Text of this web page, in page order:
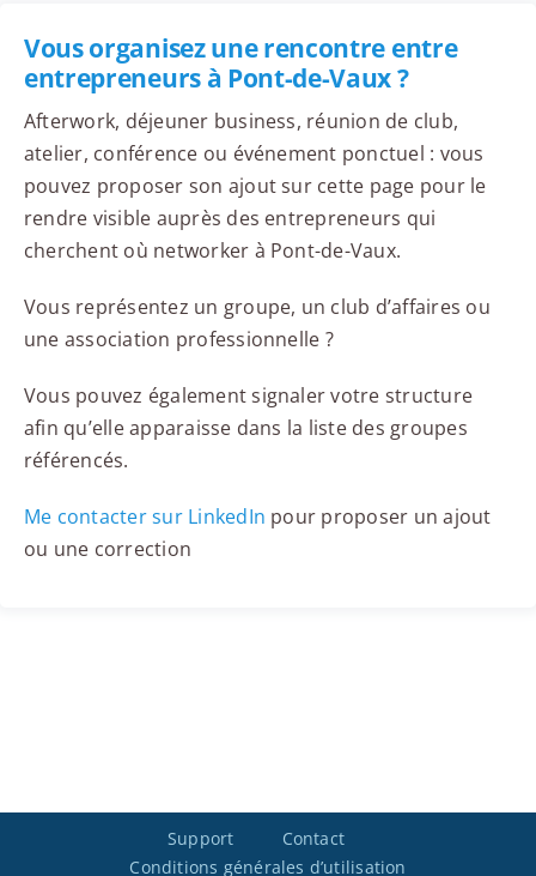
Vous organisez une rencontre entre
entrepreneurs à Pont-de-Vaux ?
Afterwork, déjeuner business, réunion de club,
atelier, conférence ou événement ponctuel : vous
pouvez proposer son ajout sur cette page pour le
rendre visible auprès des entrepreneurs qui
cherchent où networker à Pont-de-Vaux.
Vous représentez un groupe, un club d’affaires ou
une association professionnelle ?
Vous pouvez également signaler votre structure
afin qu’elle apparaisse dans la liste des groupes
référencés.
Me contacter sur LinkedIn pour proposer un ajout
ou une correction
Support
Contact
Conditions générales d’utilisation